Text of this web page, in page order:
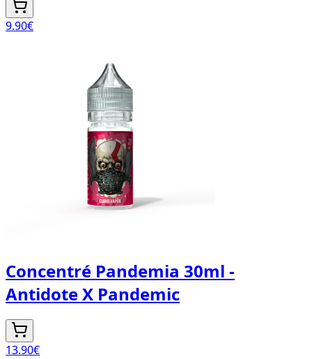
9.90€
Concentré Pandemia 30ml -
Antidote X Pandemic
13.90€